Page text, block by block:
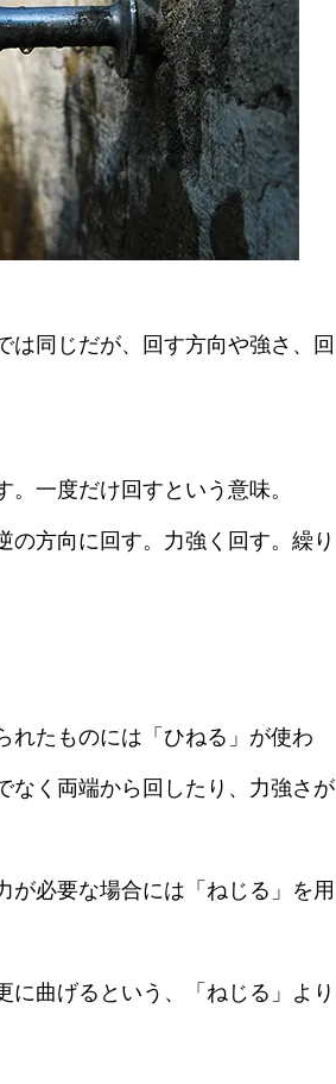
は同じだが、回す方向や強さ、回
一度だけ回すという意味。
の方向に回す。力強く回す。繰り
れたものには「ひねる」が使わ
なく両端から回したり、力強さが
が必要な場合には「ねじる」を用
に曲げるという、「ねじる」より